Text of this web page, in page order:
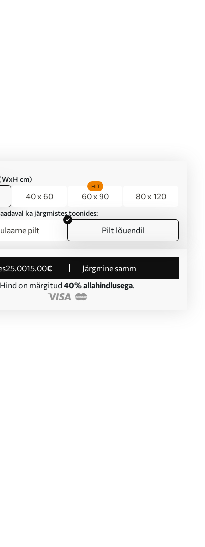
cm)
40 x 60 60 x 90
HIT
80 x 120
ka järgmistes toonides:
pilt Pilt lõuendil
25.0015.00€
Järgmine samm
Hind on märgitud 40% allahindlusega.